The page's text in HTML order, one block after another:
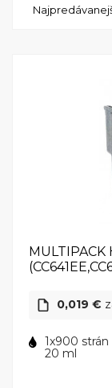
skenovania do
vynikajúcim
tlačové,
kvalitou tlače,
praktickými
každého, kto
tlačiareň.
MULTIPACK
0,019 €
1x900 strán
20 ml